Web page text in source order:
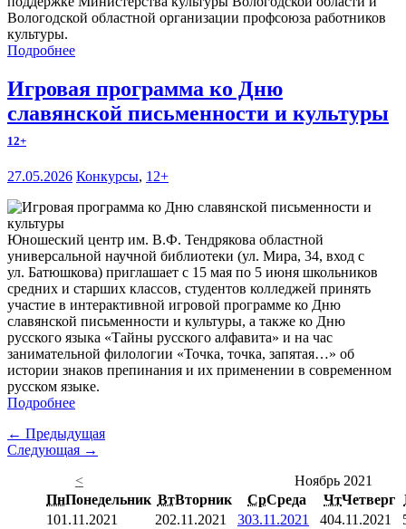
Вологодской областной организации профсоюза работников
культуры.
Подробнее
Игровая программа ко Дню
славянской письменности и культуры
12+
27.05.2026 Конкурсы, 12+
Юношеский центр им. В.Ф. Тендрякова областной
универсальной научной библиотеки (ул. Мира, 34, вход с
ул. Батюшкова) приглашает с 15 мая по 5 июня школьников
средних и старших классов, студентов колледжей принять
участие в интерактивной игровой программе ко Дню
славянской письменности и культуры, а также ко Дню
русского языка «Тайны русского алфавита» и на час
занимательной филологии «Точка, точка, запятая…» об
истории знаков препинания и их применении в современном
русском языке.
Подробнее
← Предыдущая
Следующая →
<
Ноябрь 2021
ПнПонедельник ВтВторник СрСреда ЧтЧетверг
101.11.2021 202.11.2021 303.11.2021 404.11.2021